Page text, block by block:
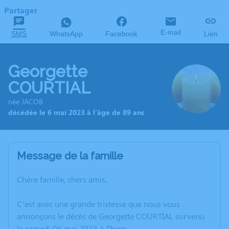
Partager
SMS WhatsApp Facebook E-mail Lien
Georgette
COURTIAL
née JACOB
décédée le 6 mai 2023 à l'âge de 89 ans
Message de la famille
Chère famille, chers amis,
C’est avec une grande tristesse que nous vous
annonçons le décès de Georgette COURTIAL survenu